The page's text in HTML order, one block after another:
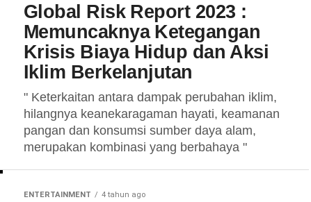
Global Risk Report 2023 :
Memuncaknya Ketegangan
Krisis Biaya Hidup dan Aksi
Iklim Berkelanjutan
" Keterkaitan antara dampak perubahan iklim,
hilangnya keanekaragaman hayati, keamanan
pangan dan konsumsi sumber daya alam,
merupakan kombinasi yang berbahaya "
ENTERTAINMENT 4 tahun ago